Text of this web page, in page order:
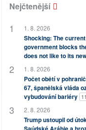
Nejčtenější
1. 8. 2026
Shocking: The
government blocks
does not like to its
1. 8. 2026
Počet obětí v
67, španělská vláda
vybudování bariéry
2. 8. 2026
Trump ustoupil od